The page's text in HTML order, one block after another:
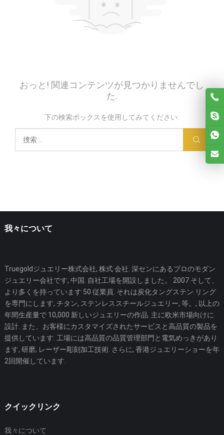
おっと! 関連コンテンツが見つかりませんでし
た.
下の検索ボックスを使用してみてください:
我々について
Truegoldジュエリー株式会社, 株式 会社. 深センにあるプロのモダン
ジュエリー会社です, 中国. 自社工場を開設しました。 2007 そして、
より多くを持っています 50 従業員. それは炭化タングステン リング
を専門にします, チタン, ステンレススチールジュエリー, 等。, 以上の
年間生産量で 10,000 新しいジュエリーの作品. 主に欧米市場向けに
設計. また、お客様にカスタマイズされたサービスと高品質の製品を
提供しています. 工場には高品質の品質管理部門と電気めっきがあり
ます, 研磨, レーザー彫刻加工技術. さらに, 香港ジュエリーショーを年
2回開催しています.
クイックリンク
我々について